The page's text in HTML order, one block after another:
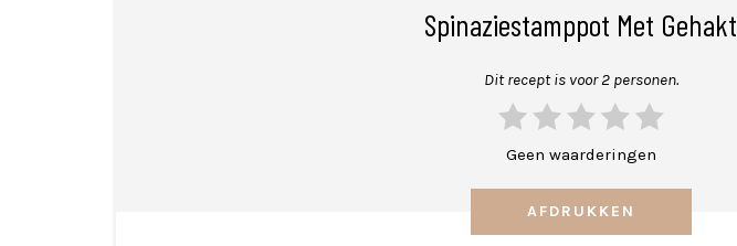
Spinaziestamppot Met Gehakt
Dit recept is voor 2 personen.
Geen waarderingen
AFDRUKKEN